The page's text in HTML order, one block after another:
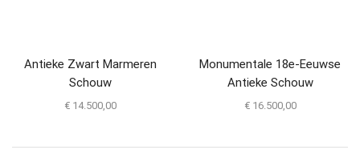
Antieke Zwart Marmeren
Schouw
€14.500,00
Monumentale 18e-Eeuwse
Antieke Schouw
€16.500,00